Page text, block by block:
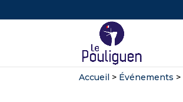
Accueil > Événements >